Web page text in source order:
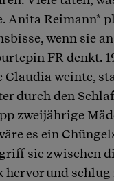
Anita Reimann*
wenn sie
FR denkt.
Claudia weinte,
durch den
zweijährige
es ein
sie zwischen
hervor und schlug